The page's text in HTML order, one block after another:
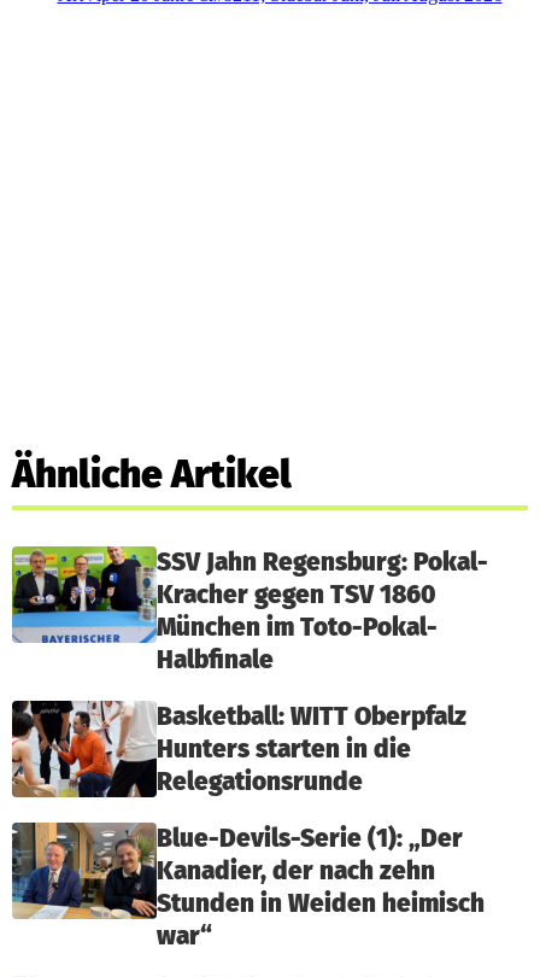
Ähnliche Artikel
SSV Jahn Regensburg: Pokal-
Kracher gegen TSV 1860
München im Toto-Pokal-
Halbfinale
Basketball: WITT Oberpfalz
Hunters starten in die
Relegationsrunde
Blue-Devils-Serie (1): „Der
Kanadier, der nach zehn
Stunden in Weiden heimisch
war“